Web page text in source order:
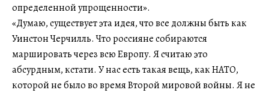
определенной упрощенности».
«Думаю, существует эта идея, что все должны быть как
Уинстон Черчилль. Что россияне собираются
маршировать через всю Европу. Я считаю это
абсурдным, кстати. У нас есть такая вещь, как НАТО,
которой не было во время Второй мировой войны. Я не